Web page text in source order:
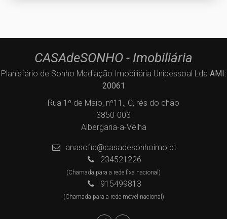
CASAdeSONHO - Imobiliária
Planisfério de Sonho Mediação Imobiliária Unipessoal Lda AMI:
20061
Rua 1º de Maio, nº11,, C, rés do chão
3850-003
Albergaria-a-Velha
anasofia@casadesonhoimo.pt
234521226
(Chamada para a rede fixa nacional)
915499813
(Chamada para a rede móvel nacional)